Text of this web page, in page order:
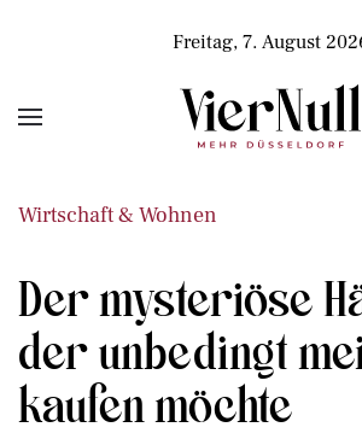
Freitag, 7. August
Wirtschaft & Wohnen
Der mysteriöse
der unbedingt
kaufen möchte